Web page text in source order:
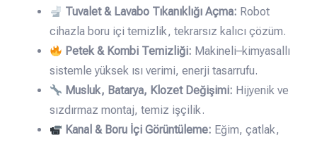
Tuvalet & Lavabo Tıkanıklığı Açma: Robot
cihazla boru içi temizlik, tekrarsız kalıcı çözüm.
Petek & Kombi Temizliği: Makineli–kimyasallı
sistemle yüksek ısı verimi, enerji tasarrufu.
Musluk, Batarya, Klozet Değişimi: Hijyenik ve
sızdırmaz montaj, temiz işçilik.
Kanal & Boru İçi Görüntüleme: Eğim, çatlak,